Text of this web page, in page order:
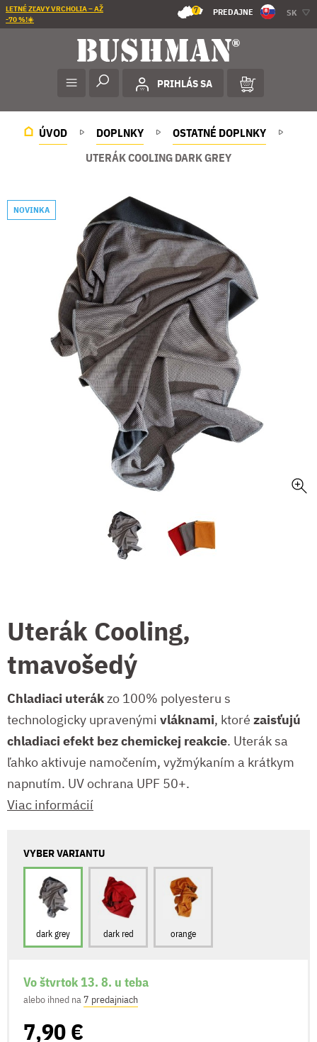
LETNÉ ZĽAVY VRCHOLIA – AŽ
-70 %!☀️
7 PREDAJNE SK
PRIHLÁS SA
ÚVOD DOPLNKY
OSTATNÉ DOPLNKY
UTERÁK COOLING DARK GREY
NOVINKA
Uterák Cooling,
tmavošedý
Chladiaci uterákzo 100% polyesteru s
technologicky upravenými vláknami, ktoré zaisťujú
chladiaci efekt bez chemickej reakcie. Uterák sa
ľahko aktivuje namočením, vyžmýkaním a krátkym
napnutím. UV ochrana UPF 50+.
Viac informácií
VYBER VARIANTU
dark grey dark red orange
Vo štvrtok 13. 8. u teba
alebo ihned na7 predajniach
7,90 €